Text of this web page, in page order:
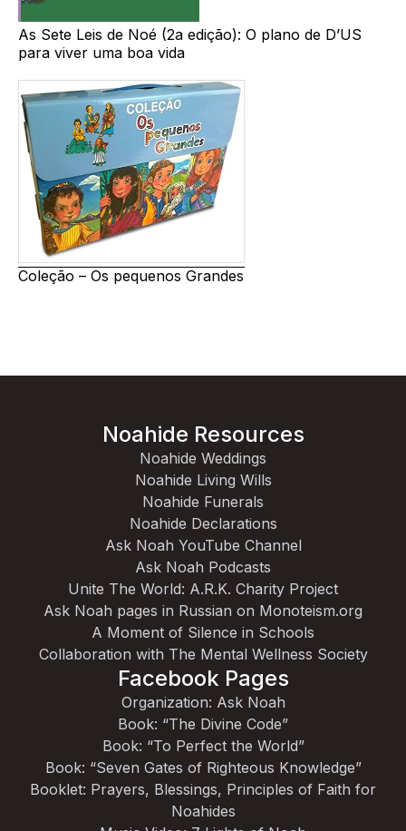
As Sete Leis de Noé (2a edição): O plano de D’US
para viver uma boa vida
Coleção – Os pequenos Grandes
Noahide Resources
Noahide Weddings
Noahide Living Wills
Noahide Funerals
Noahide Declarations
Ask Noah YouTube Channel
Ask Noah Podcasts
Unite The World: A.R.K. Charity Project
Ask Noah pages in Russian on Monoteism.org
A Moment of Silence in Schools
Collaboration with The Mental Wellness Society
Facebook Pages
Organization: Ask Noah
Book: “The Divine Code”
Book: “To Perfect the World”
Book: “Seven Gates of Righteous Knowledge”
Booklet: Prayers, Blessings, Principles of Faith for
Noahides